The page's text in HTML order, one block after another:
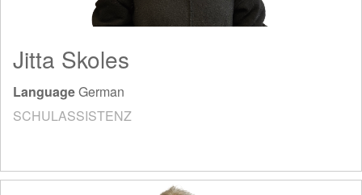
Jitta Skoles
LanguageGerman
SCHULASSISTENZ